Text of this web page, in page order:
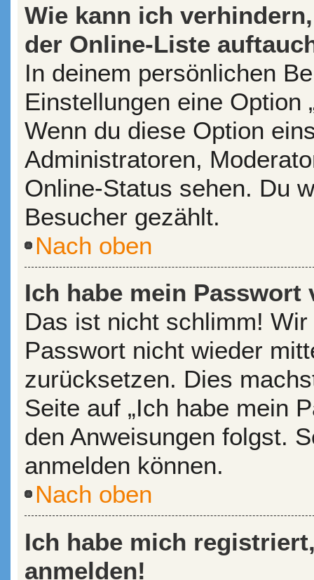
Wie kann ich
der Online-Liste
In deinem persönlichen
Einstellungen eine Option
Wenn du diese Option
Administratoren,
Online-Status sehen. Du
Besucher gezählt.
Nach oben
Ich habe mein Passwort
Das ist nicht schlimm!
Passwort nicht wieder
zurücksetzen. Dies
Seite auf „Ich habe mein
den Anweisungen folgst.
anmelden können.
Nach oben
Ich habe mich
anmelden!